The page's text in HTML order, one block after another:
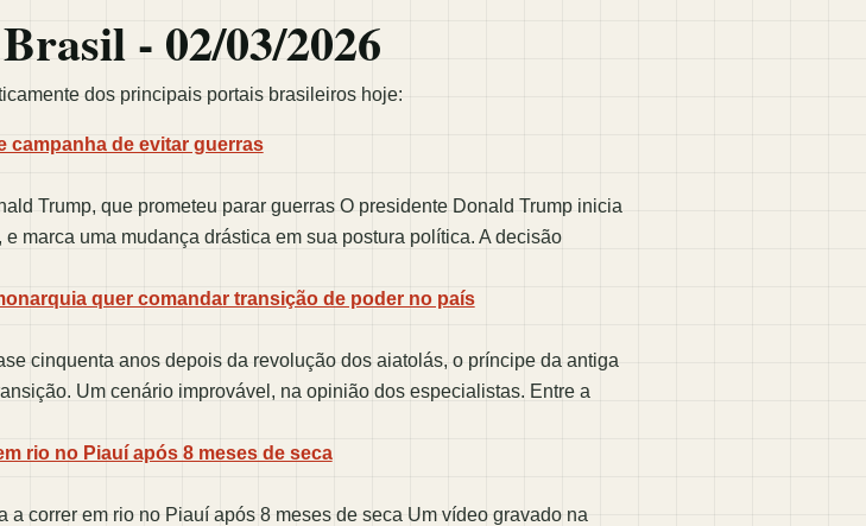
- 02/03/2026
dos principais portais brasileiros hoje:
campanha de evitar guerras
Trump, que prometeu parar guerras O presidente Donald Trump inicia
marca uma mudança drástica em sua postura política. A decisão
quer comandar transição de poder no país
cinquenta anos depois da revolução dos aiatolás, o príncipe da antiga
Um cenário improvável, na opinião dos especialistas. Entre a
rio no Piauí após 8 meses de seca
correr em rio no Piauí após 8 meses de seca Um vídeo gravado na